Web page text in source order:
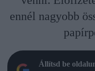
ennél nagyobb
Állítsd be